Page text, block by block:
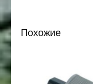
Похожие